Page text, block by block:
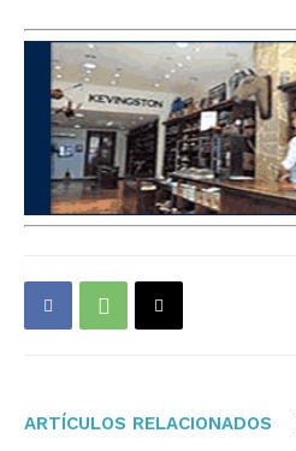
ARTÍCULOS RELACIONADOS